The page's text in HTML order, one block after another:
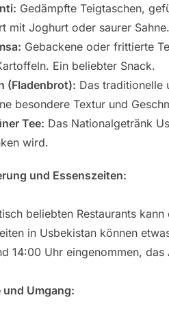
Gedämpfte Teigtaschen,
mit Joghurt oder saurer Sahne.
Gebackene oder frittierte
Ein beliebter Snack.
(Fladenbrot): Das traditionelle
besondere Textur und
Tee: Das Nationalgetränk
wird.
und Essenszeiten:
beliebten Restaurants
in Usbekistan können
14:00 Uhr eingenommen,
und Umgang: